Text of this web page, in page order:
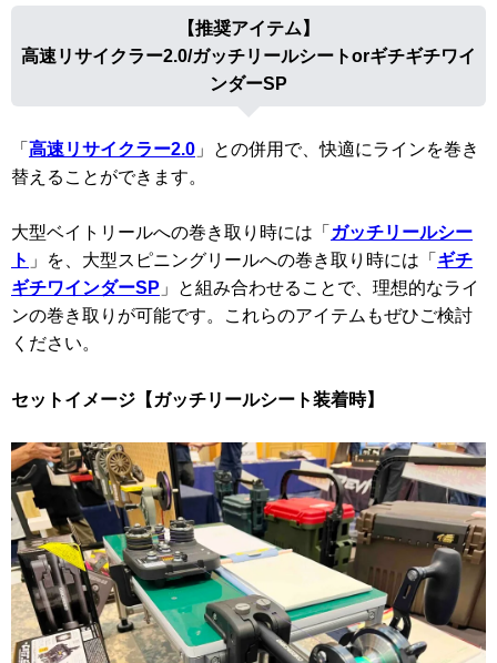
【推奨アイテム】
高速リサイクラー2.0/ガッチリールシートorギチギチワイ
ンダーSP
「 高速リサイクラー2.0 」との併用で、快適にラインを巻き
替えることができます。
大型ベイトリールへの巻き取り時には「 ガッチリールシー
ト 」を、大型スピニングリールへの巻き取り時には「 ギチ
ギチワインダーSP 」と組み合わせることで、理想的なライ
ンの巻き取りが可能です。これらのアイテムもぜひご検討
ください。
セットイメージ【ガッチリールシート装着時】